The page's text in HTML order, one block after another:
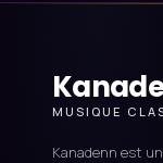
MUSIQUE
Kanadenn est